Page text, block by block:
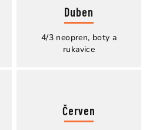
Duben
4/3 neopren, boty a
rukavice
Červen